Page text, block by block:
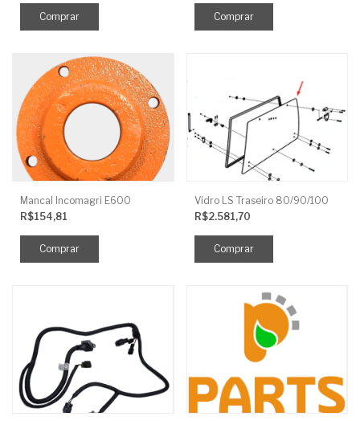
Mancal Incomagri E600
R$154,81
Vidro LS Traseiro 80/90/100
R$2.581,70